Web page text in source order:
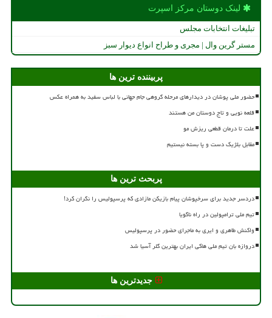
لینک دوستان مركز اسپرت
تبلیغات انتخابات مجلس
مستر گرین وال | مجری و طراح انواع دیوار سبز
پربیننده ترین ها
حضور ملی پوشان در دیدارهای مرحله گروهی جام جهانی با لباس سفید به همراه عکس
قلعه نویی و تاج دوستان من هستند
علت تا درمان قطعی ریزش مو
مقابل بلژیک دست و پا بسته نیستیم
پربحث ترین ها
دردسر جدید برای سرخپوشان پیام بازیکن مازادی که پرسپولیس را نگران کرد!
تیم ملی ترامپولین در راه ناگویا
واکنش طاهری و ایری به ماجرای حضور در پرسپولیس
دروازه بان تیم ملی هاکی ایران بهترین گلر آسیا شد
جدیدترین ها